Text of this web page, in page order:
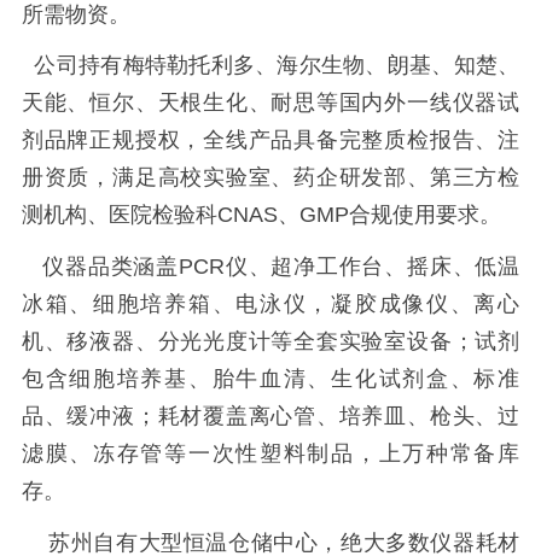
所需物资。
公司持有梅特勒托利多、海尔生物、朗基、知楚、
天能、恒尔、天根生化、耐思等国内外一线仪器试
剂品牌正规授权，全线产品具备完整质检报告、注
册资质，满足高校实验室、药企研发部、第三方检
测机构、医院检验科CNAS、GMP合规使用要求。
仪器品类涵盖PCR仪、超净工作台、摇床、低温
冰箱、细胞培养箱、电泳仪，凝胶成像仪、离心
机、移液器、分光光度计等全套实验室设备；试剂
包含细胞培养基、胎牛血清、生化试剂盒、标准
品、缓冲液；耗材覆盖离心管、培养皿、枪头、过
滤膜、冻存管等一次性塑料制品，上万种常备库
存。
苏州自有大型恒温仓储中心，绝大多数仪器耗材